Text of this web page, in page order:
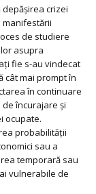
crizei
manifestării
de studiere
asupra
fie s-au vindecat
cât mai prompt în
în continuare
de încurajare și
ocupate.
probabilității
sau a
temporară sau
vulnerabile de